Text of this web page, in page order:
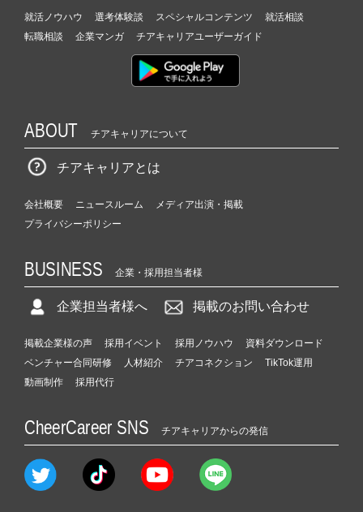
就活ノウハウ 選考体験談 スペシャルコンテンツ
就活相談
転職相談
企業マンガ チアキャリアユーザーガイド
ABOUT チアキャリアについて
チアキャリアとは
会社概要 ニュースルーム
メディア出演・掲載
プライバシーポリシー
BUSINESS 企業・採用担当者様
企業担当者様へ 掲載のお問い合わせ
掲載企業様の声 採用イベント 採用ノウハウ
資料ダウンロード
ベンチャー合同研修
人材紹介 チアコネクション
TikTok運用
動画制作
採用代行
CheerCareer SNS チアキャリアからの発信